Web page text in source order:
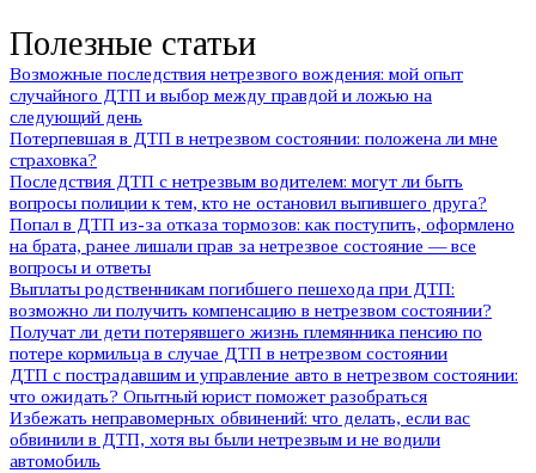
Полезные статьи
Возможные последствия нетрезвого вождения: мой опыт
случайного ДТП и выбор между правдой и ложью на
следующий день
Потерпевшая в ДТП в нетрезвом состоянии: положена ли мне
страховка?
Последствия ДТП с нетрезвым водителем: могут ли быть
вопросы полиции к тем, кто не остановил выпившего друга?
Попал в ДТП из-за отказа тормозов: как поступить, оформлено
на брата, ранее лишали прав за нетрезвое состояние — все
вопросы и ответы
Выплаты родственникам погибшего пешехода при ДТП:
возможно ли получить компенсацию в нетрезвом состоянии?
Получат ли дети потерявшего жизнь племянника пенсию по
потере кормильца в случае ДТП в нетрезвом состоянии
ДТП с пострадавшим и управление авто в нетрезвом состоянии:
что ожидать? Опытный юрист поможет разобраться
Избежать неправомерных обвинений: что делать, если вас
обвинили в ДТП, хотя вы были нетрезвым и не водили
автомобиль